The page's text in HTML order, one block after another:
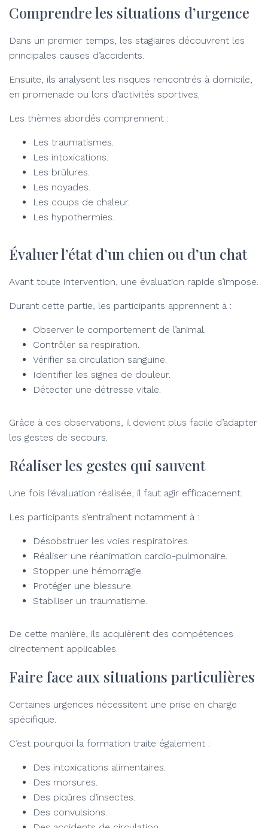
Comprendre les situations d’urgence
Dans un premier temps, les stagiaires découvrent les
principales causes d’accidents.
Ensuite, ils analysent les risques rencontrés à domicile,
en promenade ou lors d’activités sportives.
Les thèmes abordés comprennent :
Les traumatismes.
Les intoxications.
Les brûlures.
Les noyades.
Les coups de chaleur.
Les hypothermies.
Évaluer l’état d’un chien ou d’un chat
Avant toute intervention, une évaluation rapide s’impose.
Durant cette partie, les participants apprennent à :
Observer le comportement de l’animal.
Contrôler sa respiration.
Vérifier sa circulation sanguine.
Identifier les signes de douleur.
Détecter une détresse vitale.
Grâce à ces observations, il devient plus facile d’adapter
les gestes de secours.
Réaliser les gestes qui sauvent
Une fois l’évaluation réalisée, il faut agir efficacement.
Les participants s’entraînent notamment à :
Désobstruer les voies respiratoires.
Réaliser une réanimation cardio-pulmonaire.
Stopper une hémorragie.
Protéger une blessure.
Stabiliser un traumatisme.
De cette manière, ils acquièrent des compétences
directement applicables.
Faire face aux situations particulières
Certaines urgences nécessitent une prise en charge
spécifique.
C’est pourquoi la formation traite également :
Des intoxications alimentaires.
Des morsures.
Des piqûres d’insectes.
Des convulsions.